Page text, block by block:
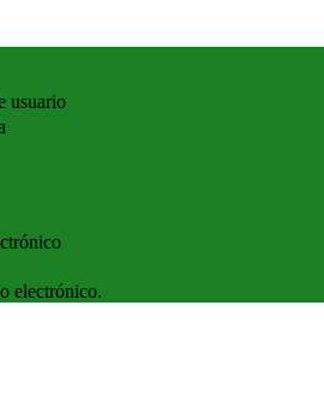
usuario
electrónico.